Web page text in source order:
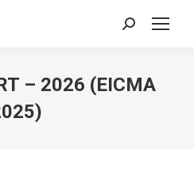
Search:
– 2026 (EICMA